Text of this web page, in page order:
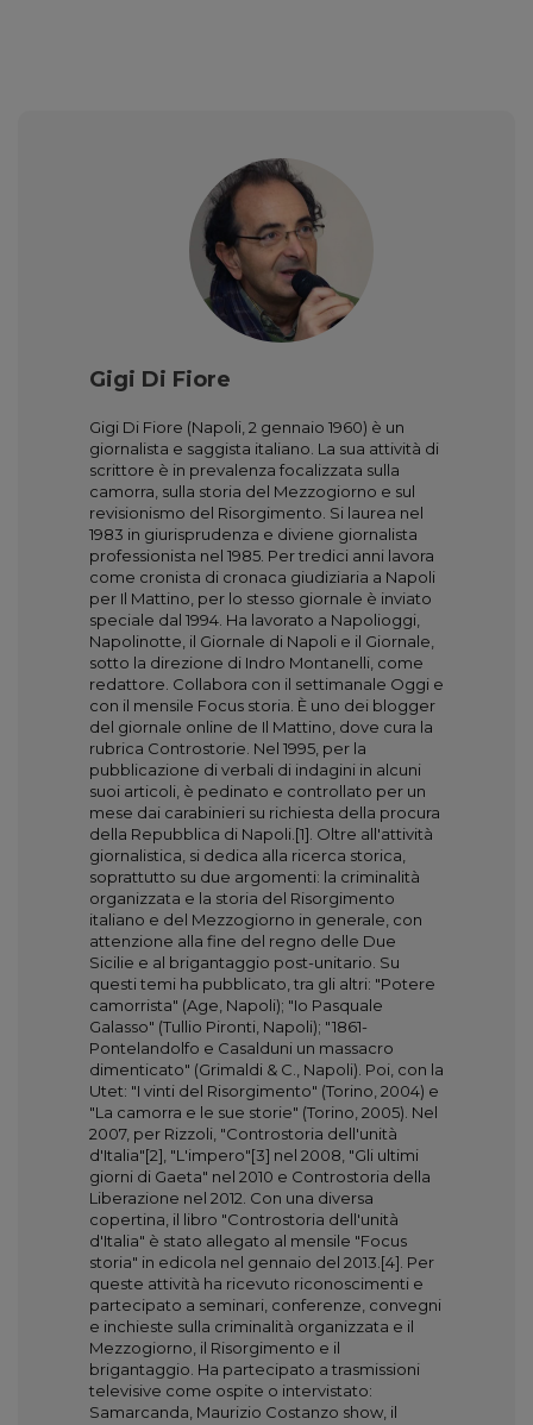
Gigi Di Fiore
Gigi Di Fiore (Napoli, 2 gennaio 1960) è un
giornalista e saggista italiano. La sua attività di
scrittore è in prevalenza focalizzata sulla
camorra, sulla storia del Mezzogiorno e sul
revisionismo del Risorgimento. Si laurea nel
1983 in giurisprudenza e diviene giornalista
professionista nel 1985. Per tredici anni lavora
come cronista di cronaca giudiziaria a Napoli
per Il Mattino, per lo stesso giornale è inviato
speciale dal 1994. Ha lavorato a Napolioggi,
Napolinotte, il Giornale di Napoli e il Giornale,
sotto la direzione di Indro Montanelli, come
redattore. Collabora con il settimanale Oggi e
con il mensile Focus storia. È uno dei blogger
del giornale online de Il Mattino, dove cura la
rubrica Controstorie. Nel 1995, per la
pubblicazione di verbali di indagini in alcuni
suoi articoli, è pedinato e controllato per un
mese dai carabinieri su richiesta della procura
della Repubblica di Napoli.[1]. Oltre all'attività
giornalistica, si dedica alla ricerca storica,
soprattutto su due argomenti: la criminalità
organizzata e la storia del Risorgimento
italiano e del Mezzogiorno in generale, con
attenzione alla fine del regno delle Due
Sicilie e al brigantaggio post-unitario. Su
questi temi ha pubblicato, tra gli altri: "Potere
camorrista" (Age, Napoli); "Io Pasquale
Galasso" (Tullio Pironti, Napoli); "1861-
Pontelandolfo e Casalduni un massacro
dimenticato" (Grimaldi & C., Napoli). Poi, con la
Utet: "I vinti del Risorgimento" (Torino, 2004) e
"La camorra e le sue storie" (Torino, 2005). Nel
2007, per Rizzoli, "Controstoria dell'unità
d'Italia"[2], "L'impero"[3] nel 2008, "Gli ultimi
giorni di Gaeta" nel 2010 e Controstoria della
Liberazione nel 2012. Con una diversa
copertina, il libro "Controstoria dell'unità
d'Italia" è stato allegato al mensile "Focus
storia" in edicola nel gennaio del 2013.[4]. Per
queste attività ha ricevuto riconoscimenti e
partecipato a seminari, conferenze, convegni
e inchieste sulla criminalità organizzata e il
Mezzogiorno, il Risorgimento e il
brigantaggio. Ha partecipato a trasmissioni
televisive come ospite o intervistato:
Samarcanda, Maurizio Costanzo show, il